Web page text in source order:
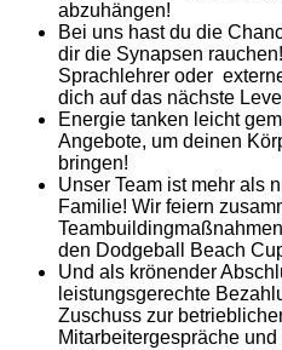
abzuhängen!
Bei uns hast du die
dir die Synapsen
Sprachlehrer oder
dich auf das nächste
Energie tanken leicht
Angebote, um deinen
bringen!
Unser Team ist mehr als
Familie! Wir feiern
den Dodgeball Beach
Und als krönender
leistungsgerechte
Zuschuss zur
Mitarbeitergespräche